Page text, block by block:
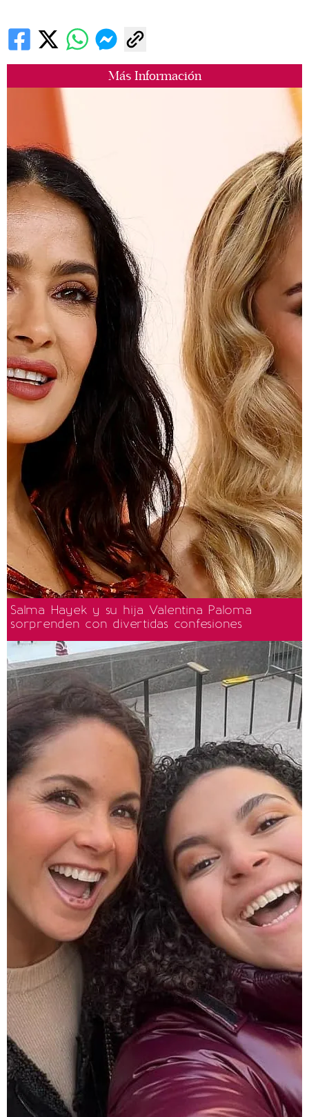
Más Información
Salma Hayek y su hija Valentina Paloma
sorprenden con divertidas confesiones